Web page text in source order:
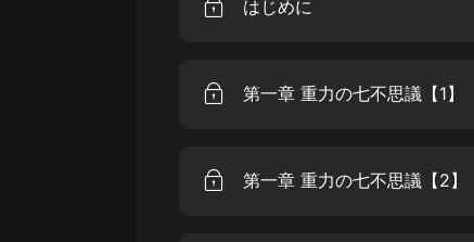
はじめに
第一章 重力の七不思議【1】
第一章 重力の七不思議【2】